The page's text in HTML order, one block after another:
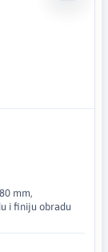
mm,
i finiju obradu